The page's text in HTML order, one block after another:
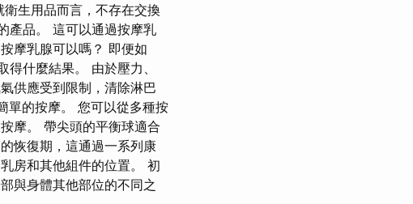
生用品而言，不存在交換
產品。 這可以通過按摩乳
摩乳腺可以嗎？ 即便如
什麼結果。 由於壓力、
供應受到限制，清除淋巴
單的按摩。 您可以從多種按
摩。 帶尖頭的平衡球適合
恢復期，這通過一系列康
房和其他組件的位置。 初
與身體其他部位的不同之